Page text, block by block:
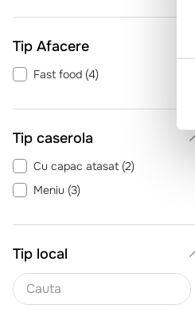
Tip Afacere
Fast food (4)
Tip caserola
Cu capac atasat (2)
Meniu (3)
Tip local